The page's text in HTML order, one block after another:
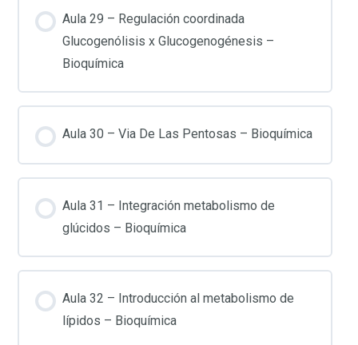
Aula 29 – Regulación coordinada
Glucogenólisis x Glucogenogénesis –
Bioquímica
Aula 30 – Via De Las Pentosas – Bioquímica
Aula 31 – Integración metabolismo de
glúcidos – Bioquímica
Aula 32 – Introducción al metabolismo de
lípidos – Bioquímica